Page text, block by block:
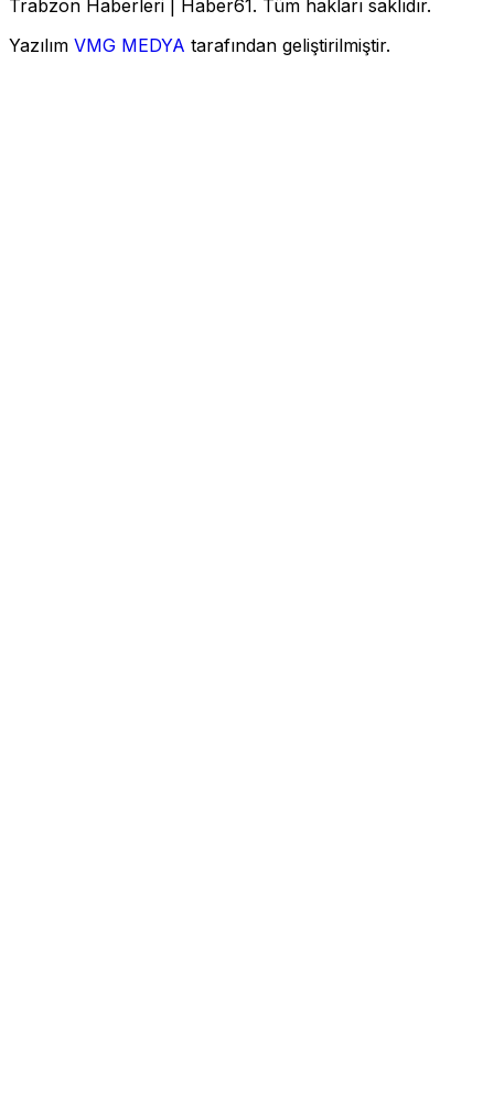
Trabzon Haberleri | Haber61. Tüm hakları saklıdır.
Yazılım VMG MEDYA tarafından geliştirilmiştir.